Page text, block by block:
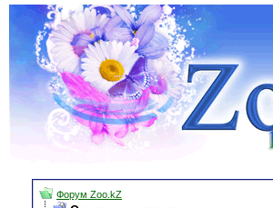
Форум Zoo.kZ